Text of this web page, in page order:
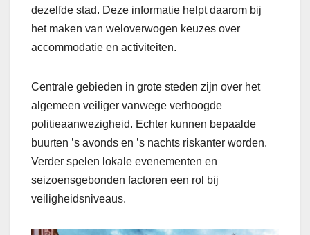
dezelfde stad. Deze informatie helpt daarom bij
het maken van weloverwogen keuzes over
accommodatie en activiteiten.
Centrale gebieden in grote steden zijn over het
algemeen veiliger vanwege verhoogde
politieaanwezigheid. Echter kunnen bepaalde
buurten ’s avonds en ’s nachts riskanter worden.
Verder spelen lokale evenementen en
seizoensgebonden factoren een rol bij
veiligheidsniveaus.